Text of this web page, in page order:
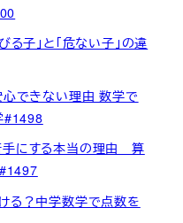
子」と「危ない子」の違
心できない理由 数学で
#1498
手にする本当の理由 算
る？中学数学で点数を